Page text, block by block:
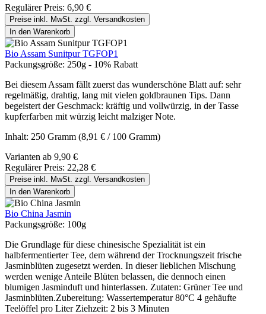
Regulärer Preis: 6,90 €
Preise inkl. MwSt. zzgl. Versandkosten
In den Warenkorb
Bio Assam Sunitpur TGFOP1
Packungsgröße: 250g - 10% Rabatt
Bei diesem Assam fällt zuerst das wunderschöne Blatt auf: sehr
regelmäßig, drahtig, lang mit vielen goldbraunen Tips. Dann
begeistert der Geschmack: kräftig und vollwürzig, in der Tasse
kupferfarben mit würzig leicht malziger Note.
Inhalt: 250 Gramm (8,91 € / 100 Gramm)
Varianten ab 9,90 €
Regulärer Preis: 22,28 €
Preise inkl. MwSt. zzgl. Versandkosten
In den Warenkorb
Bio China Jasmin
Packungsgröße: 100g
Die Grundlage für diese chinesische Spezialität ist ein
halbfermentierter Tee, dem während der Trocknungszeit frische
Jasminblüten zugesetzt werden. In dieser lieblichen Mischung
werden wenige Anteile Blüten belassen, die dennoch einen
blumigen Jasminduft und hinterlassen. Zutaten: Grüner Tee und
Jasminblüten.Zubereitung: Wassertemperatur 80°C 4 gehäufte
Teelöffel pro Liter Ziehzeit: 2 bis 3 Minuten